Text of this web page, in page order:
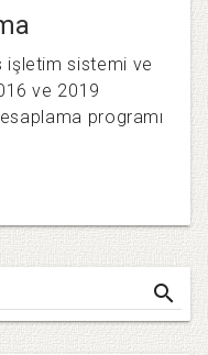
işletim sistemi ve
ve 2019
programı
search